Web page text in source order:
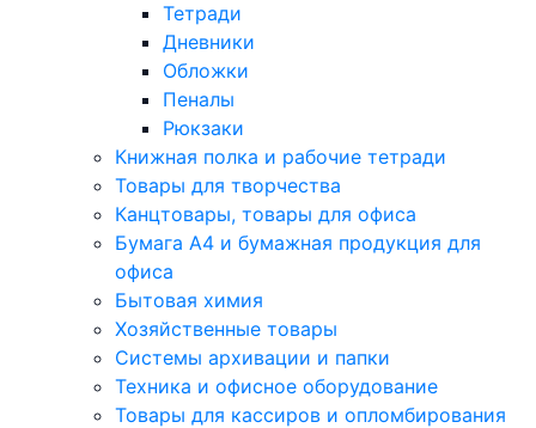
Тетради
Дневники
Обложки
Пеналы
Рюкзаки
Книжная полка и рабочие тетради
Товары для творчества
Канцтовары, товары для офиса
Бумага А4 и бумажная продукция для
офиса
Бытовая химия
Хозяйственные товары
Системы архивации и папки
Техника и офисное оборудование
Товары для кассиров и опломбирования